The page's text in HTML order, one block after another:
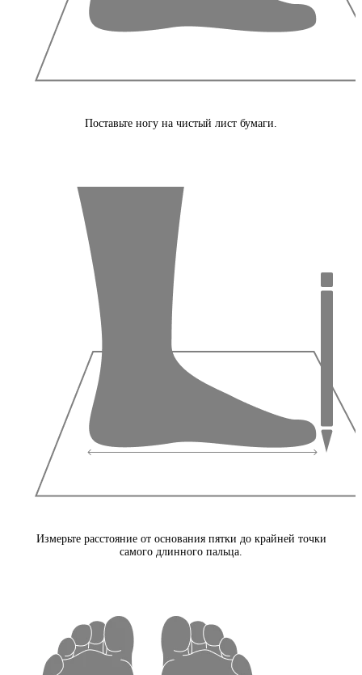
Поставьте ногу на чистый лист бумаги.
Измерьте расстояние от основания пятки до крайней точки
самого длинного пальца.